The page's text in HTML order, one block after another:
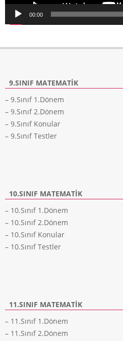
00:00
9.SINIF MATEMATIK
– 9.Sınıf 1.Dönem
– 9.Sınıf 2.Dönem
– 9.Sınıf Konular
– 9.Sınıf Testler
10.SINIF MATEMATIK
– 10.Sınıf 1.Dönem
– 10.Sınıf 2.Dönem
– 10.Sınıf Konular
– 10.Sınıf Testler
11.SINIF MATEMATIK
– 11.Sınıf 1.Dönem
– 11.Sınıf 2.Dönem